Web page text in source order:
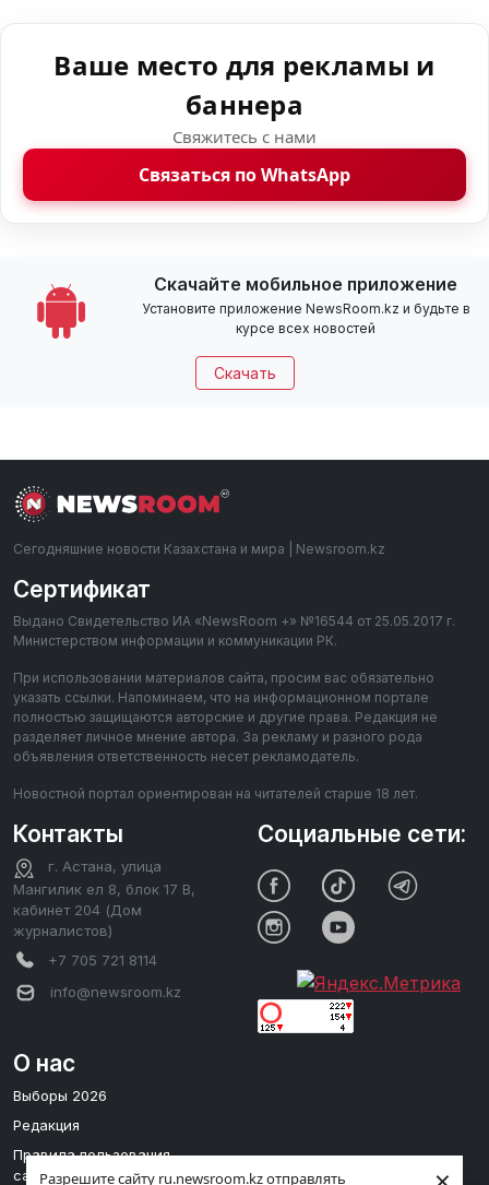
Разрешите сайту ru.newsroom.kz отправлять
Ваше место для рекламы и
баннера
Свяжитесь с нами
Связаться по WhatsApp
Скачайте мобильное приложение
Установите приложение NewsRoom.kz и будьте в
курсе всех новостей
Скачать
Сегодняшние новости Казахстана и мира | Newsroom.kz
Сертификат
Выдано Свидетельство ИА «NewsRoom +» №16544 от 25.05.2017 г.
Министерством информации и коммуникации РК.
При использовании материалов сайта, просим вас обязательно
указать ссылки. Напоминаем, что на информационном портале
полностью защищаются авторские и другие права. Редакция не
разделяет личное мнение автора. За рекламу и разного рода
объявления ответственность несет рекламодатель.
Новостной портал ориентирован на читателей старше 18 лет.
Контакты
г. Астана, улица
Мангилик ел 8, блок 17 В,
кабинет 204 (Дом
журналистов)
+7 705 721 8114
info@newsroom.kz
О нас
Выборы 2026
Редакция
Правила пользования
сайтом
Социальные сети: